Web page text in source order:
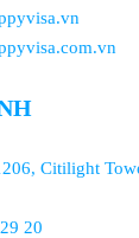
Citilight
20